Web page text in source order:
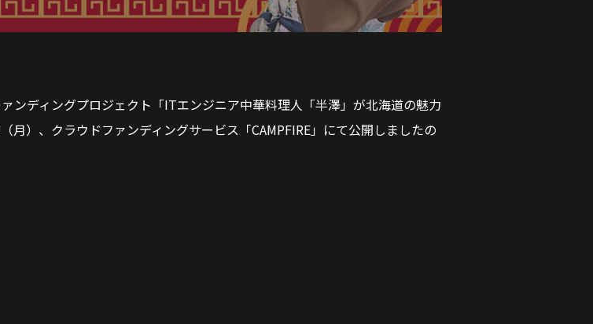
ンディングプロジェクト「ITエンジニア中華料理人「半澤」が北海道の魅力
月）、クラウドファンディングサービス「CAMPFIRE」にて公開しましたの